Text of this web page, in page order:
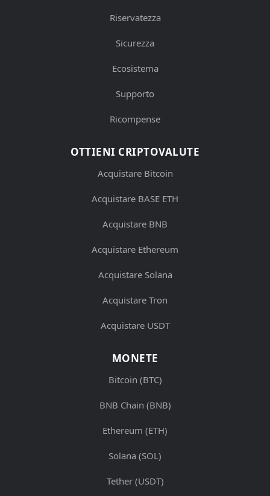
Riservatezza
Sicurezza
Ecosistema
Supporto
Ricompense
OTTIENI CRIPTOVALUTE
Acquistare Bitcoin
Acquistare BASE ETH
Acquistare BNB
Acquistare Ethereum
Acquistare Solana
Acquistare Tron
Acquistare USDT
MONETE
Bitcoin (BTC)
BNB Chain (BNB)
Ethereum (ETH)
Solana (SOL)
Tether (USDT)